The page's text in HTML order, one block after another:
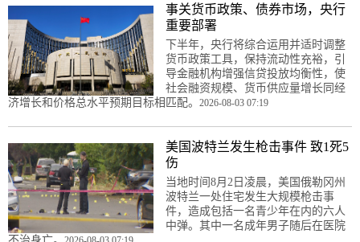
事关货币政策、债券市场，央行
重要部署
下半年，央行将综合运用并适时调整
货币政策工具，保持流动性充裕，引
导金融机构增强信贷投放均衡性，使
社会融资规模、货币供应量增长同经
济增长和价格总水平预期目标相匹配。 2026-08-03 07:19
美国波特兰发生枪击事件 致1死5
伤
当地时间8月2日凌晨，美国俄勒冈州
波特兰一处住宅发生大规模枪击事
件，造成包括一名青少年在内的六人
中弹。其中一名成年男子随后在医院
不治身亡。